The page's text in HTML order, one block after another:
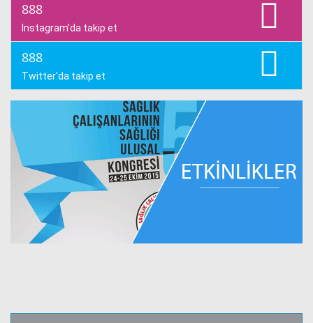
888
Instagram'da takip et
888
Twitter'da takip et